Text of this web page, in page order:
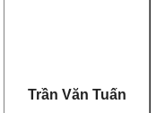
Trần Văn Tuấn